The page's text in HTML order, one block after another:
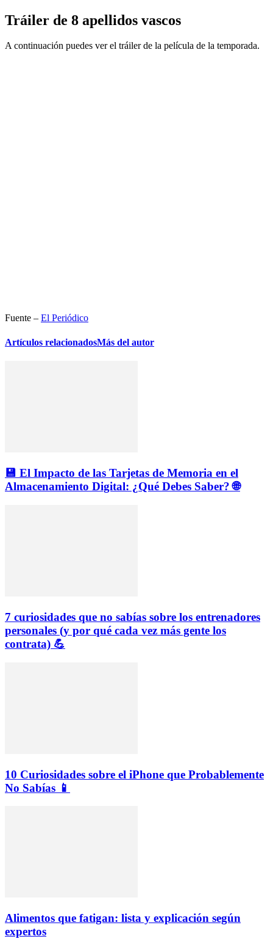
Tráiler de 8 apellidos vascos
A continuación puedes ver el tráiler de la película de la temporada.
Fuente – El Periódico
Artículos relacionadosMás del autor
💾 El Impacto de las Tarjetas de Memoria en el
Almacenamiento Digital: ¿Qué Debes Saber? 🌐
7 curiosidades que no sabías sobre los entrenadores
personales (y por qué cada vez más gente los
contrata) 💪
10 Curiosidades sobre el iPhone que Probablemente
No Sabías 📱
Alimentos que fatigan: lista y explicación según
expertos